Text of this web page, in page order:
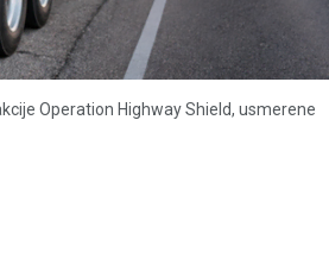
Operation Highway Shield, usmerene